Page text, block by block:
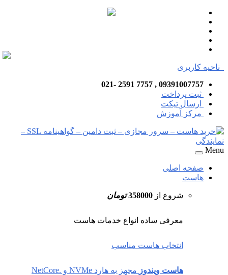
ناحیه کاربری
09391007757 , 7757 2591 -021
ثبت پرداخت
ارسال تیکت
مرکز آموزش
Menu
صفحه اصلی
هاست
شروع از 358000 تومان
معرفی ساده انواع خدمات هاست
انتخاب هاست مناسب
هاست ویندوز مجهز به هارد NVMe و .NetCore